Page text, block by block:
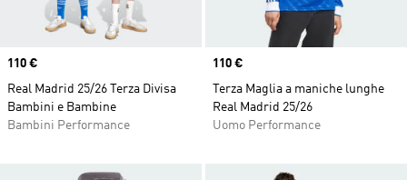
Price
110 €
Real Madrid 25/26 Terza Divisa
Bambini e Bambine
Bambini Performance
Price
110 €
Terza Maglia a maniche lunghe
Real Madrid 25/26
Uomo Performance